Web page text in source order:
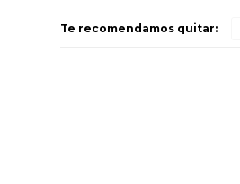
Te recomendamos quitar: